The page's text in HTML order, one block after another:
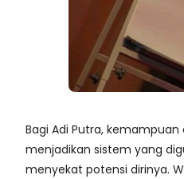
Bagi Adi Putra,
menjadikan sistem yang
menyekat potensi dirinya.